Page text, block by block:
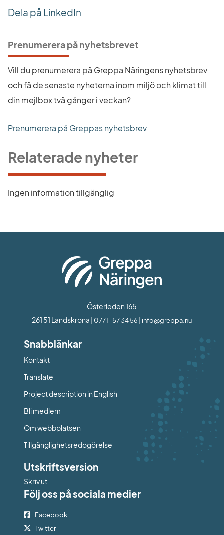
Dela på LinkedIn
Prenumerera på nyhetsbrevet
Vill du prenumerera på Greppa Näringens nyhetsbrev
och få de senaste nyheterna inom miljö och klimat till
din mejlbox två gånger i veckan?
Prenumerera på Greppas nyhetsbrev
Relaterade nyheter
Ingen information tillgänglig
Österleden 165
261 51 Landskrona | 0771-57 34 56 | info@greppa.nu
Snabblänkar
Kontakt
Translate
Project description in English
Bli medlem
Om webbplatsen
Tillgänglighetsredogörelse
Utskriftsversion
Skriv ut
Följ oss på sociala medier
Facebook
Twitter